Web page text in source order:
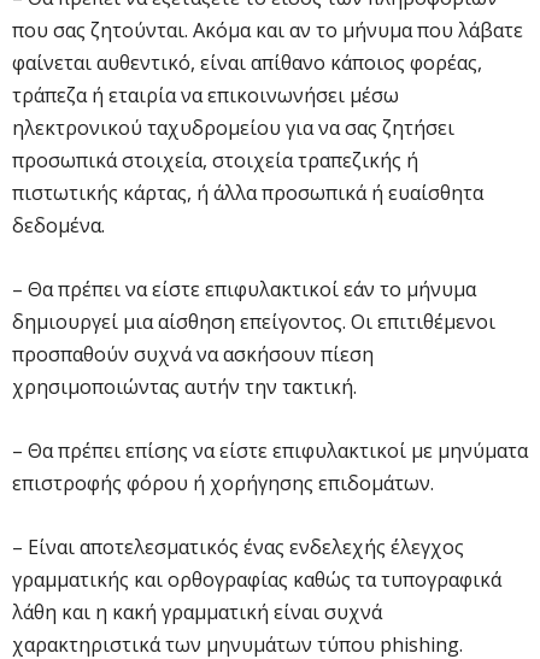
που σας ζητούνται. Ακόμα και αν το μήνυμα που λάβατε
φαίνεται αυθεντικό, είναι απίθανο κάποιος φορέας,
τράπεζα ή εταιρία να επικοινωνήσει μέσω
ηλεκτρονικού ταχυδρομείου για να σας ζητήσει
προσωπικά στοιχεία, στοιχεία τραπεζικής ή
πιστωτικής κάρτας, ή άλλα προσωπικά ή ευαίσθητα
δεδομένα.
– Θα πρέπει να είστε επιφυλακτικοί εάν το μήνυμα
δημιουργεί μια αίσθηση επείγοντος. Οι επιτιθέμενοι
προσπαθούν συχνά να ασκήσουν πίεση
χρησιμοποιώντας αυτήν την τακτική.
– Θα πρέπει επίσης να είστε επιφυλακτικοί με μηνύματα
επιστροφής φόρου ή χορήγησης επιδομάτων.
– Είναι αποτελεσματικός ένας ενδελεχής έλεγχος
γραμματικής και ορθογραφίας καθώς τα τυπογραφικά
λάθη και η κακή γραμματική είναι συχνά
χαρακτηριστικά των μηνυμάτων τύπου phishing.